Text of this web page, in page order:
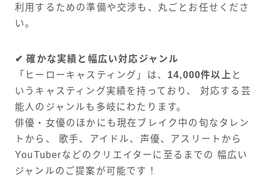
利用するための準備や交渉も、丸ごとお任せくださ
い。
✔︎ 確かな実績と幅広い対応ジャンル
「ヒーローキャスティング」は、 14,000件以上 と
いうキャスティング実績を持っており、 対応する芸
能人のジャンルも多岐にわたります。
俳優・女優のほかにも現在ブレイク中の旬なタレン
トから、 歌手、アイドル、声優、アスリートから
YouTuberなどのクリエイターに至るまでの 幅広い
ジャンルのご提案が可能です！